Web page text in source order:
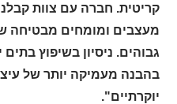
קריטית. חברה עם צוות
מעצבים ומומחים מבטיחה
גבוהים. ניסיון בשיפוץ
בהבנה מעמיקה יותר של
יוקרתיים".